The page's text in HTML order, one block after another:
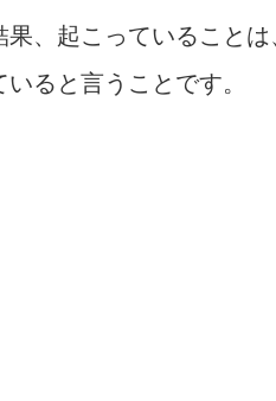
、起こっていることは
ると言うことです。